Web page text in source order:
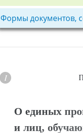
Формы документов,
О единых
и лиц,